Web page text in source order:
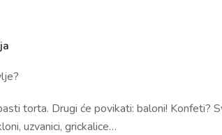
torta. Drugi će povikati: baloni! Konfeti?
uzvanici, grickalice…